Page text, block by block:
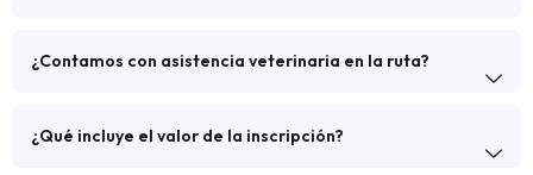
¿Contamos con asistencia veterinaria en la ruta?
¿Qué incluye el valor de la inscripción?